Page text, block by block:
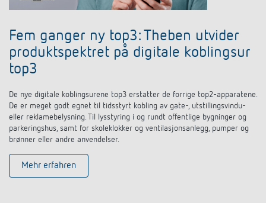
Fem ganger ny top3: Theben utvider
produktspektret på digitale koblingsur
top3
De nye digitale koblingsurene top3 erstatter de forrige top2-apparatene.
De er meget godt egnet til tidsstyrt kobling av gate-, utstillingsvindu-
eller reklamebelysning. Til lysstyring i og rundt offentlige bygninger og
parkeringshus, samt for skoleklokker og ventilasjonsanlegg, pumper og
brønner eller andre anvendelser.
Mehr erfahren